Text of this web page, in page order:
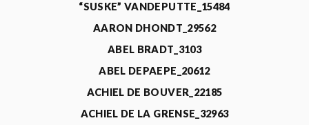
“SUSKE” VANDEPUTTE_15484
AARON DHONDT_29562
ABEL BRADT_3103
ABEL DEPAEPE_20612
ACHIEL DE BOUVER_22185
ACHIEL DE LA GRENSE_32963